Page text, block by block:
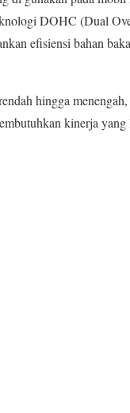
DOHC (Dual
efisiensi bahan
hingga
kinerja